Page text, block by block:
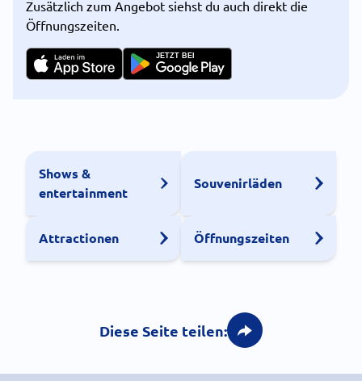
Zusätzlich zum Angebot siehst du auch direkt die
Öffnungszeiten.
JETZT BEI
Shows &
entertainment
Souvenirläden
Attractionen Öffnungszeiten
Diese Seite teilen: